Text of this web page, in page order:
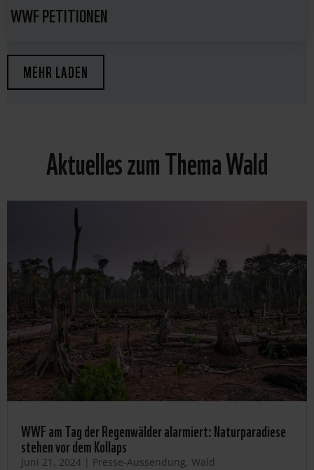
WWF PETITIONEN
MEHR LADEN
Aktuelles zum Thema Wald
WWF am Tag der Regenwälder alarmiert: Naturparadiese
stehen vor dem Kollaps
Juni 21, 2024 | Presse-Aussendung, Wald